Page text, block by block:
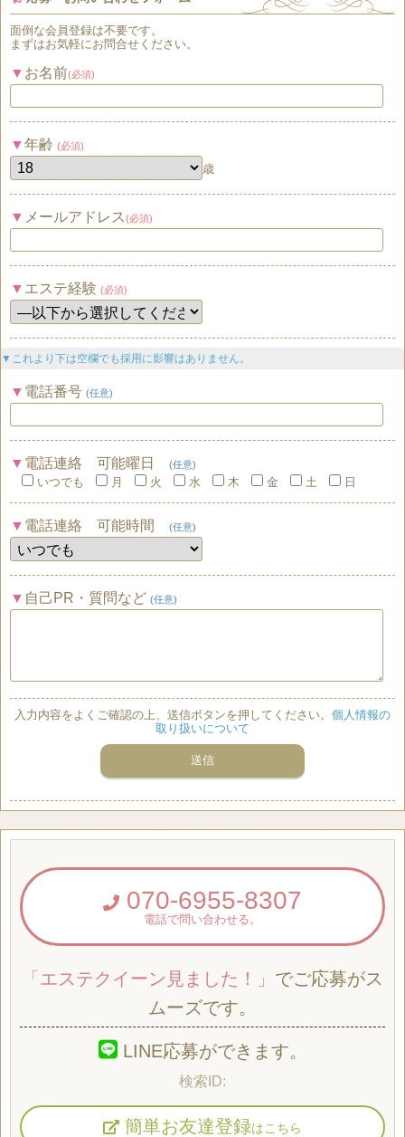
面倒な会員登録は不要です。
まずはお気軽にお問合せください。
お名前(必須)
年齢 (必須)
歳
メールアドレス (必須)
エステ経験 (必須)
▼これより下は空欄でも採用に影響はありません。
電話番号 (任意)
電話連絡 可能曜日 (任意)
いつでも 月 火 水 木 金 土 日
電話連絡 可能時間 (任意)
自己PR・質問など (任意)
入力内容をよくご確認の上、送信ボタンを押してください。 個人情報の
取り扱いについて
070-6955-8307
電話で問い合わせる。
「エステクイーン見ました！」 でご応募がス
ムーズです。
LINE応募ができます。
簡単お友達登録はこちら